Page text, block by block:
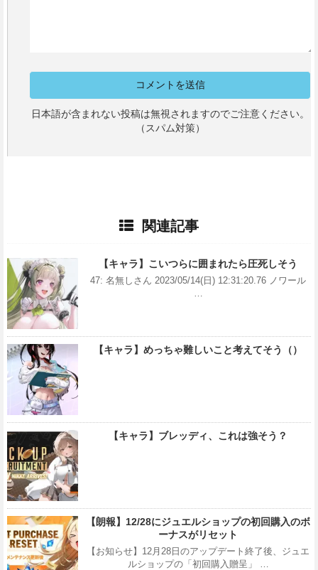
日本語が含まれない投稿は無視されますのでご注意ください。
（スパム対策）
関連記事
【キャラ】こいつらに囲まれたら圧死しそう
47: 名無しさん 2023/05/14(日) 12:31:20.76 ノワール
【キャラ】めっちゃ難しいこと考えてそう（）
【キャラ】ブレッディ、これは強そう？
【朗報】12/28にジュエルショップの初回購入のボ
ーナスがリセット
【お知らせ】12月28日のアップデート終了後、ジュエ
ルショップの「初回購入贈呈」 …